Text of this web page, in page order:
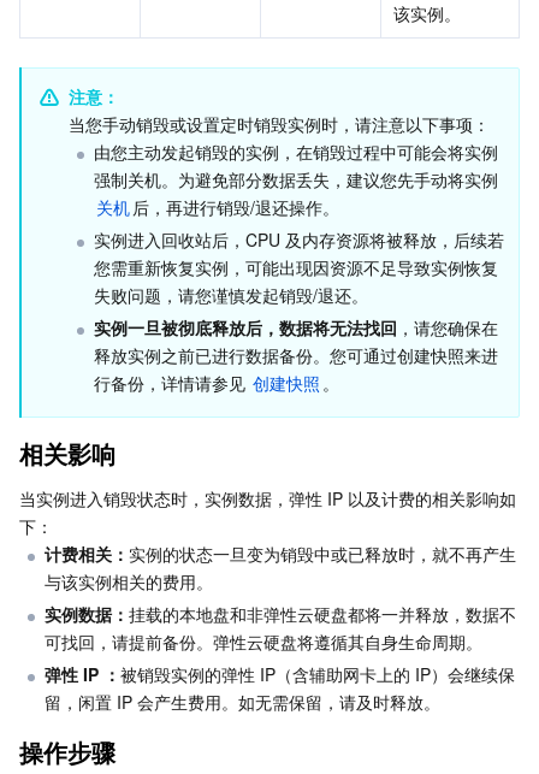
私有连接
弹性公网 IP
全球应用加速
数据湖计算
腾讯云数据仓库 TCHouse-C
腾讯云数据仓库 TCHouse-D
腾讯云数据仓库 TCHouse-P
数据开发治理平台 WeData
多模态智能数据湖 TCLake
语音识别
机器翻译
文字识别
人脸融合
人脸核身
腾讯云大模型训推平台TI-ONE
智能音乐平台
腾讯大模型
腾讯云智能体开发平台
知识引擎原子能力
大模型图像创作引擎
大模型视频创作引擎
腾讯混元大模型
大模型服务平台 TokenHub
物联网通信
消息队列
消息队列 CKafka 版
消息队列 RocketMQ 版
消息队列 Pulsar 版
消息队列 MQTT 版
消息队列 CMQ 版
消息队列 CMQ
通信服务
邮件推送
实时互动
实时音视频
实时互动-教育版
实时互动-工业能源版
游戏多媒体引擎
媒体直播
媒体包装
媒体传输
云直播
媒体点播
直播录制
媒体处理
媒体处理
应用云渲染
视频终端SDK
直播 SDK
教育服务
该实例。
注意：
当您手动销毁或设置定时销毁实例时，请注意以下事项：
由您主动发起销毁的实例，在销毁过程中可能会将实例
强制关机。为避免部分数据丢失，建议您先手动将实例
关机后，再进行销毁/退还操作。
实例进入回收站后，CPU 及内存资源将被释放，后续若
您需重新恢复实例，可能出现因资源不足导致实例恢复
失败问题，请您谨慎发起销毁/退还。
实例一旦被彻底释放后，数据将无法找回 ，请您确保在
释放实例之前已进行数据备份。您可通过创建快照来进
行备份，详情请参见 创建快照 。
相关影响
当实例进入销毁状态时，实例数据，弹性 IP 以及计费的相关影响如
下：
计费相关： 实例的状态一旦变为销毁中或已释放时，就不再产生
与该实例相关的费用。
实例数据： 挂载的本地盘和非弹性云硬盘都将一并释放，数据不
可找回，请提前备份。弹性云硬盘将遵循其自身生命周期。
弹性 IP ： 被销毁实例的弹性 IP（含辅助网卡上的 IP）会继续保
留，闲置 IP 会产生费用。如无需保留，请及时释放。
操作步骤